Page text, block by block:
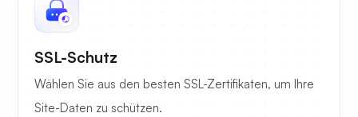
SSL-Schutz
Wählen Sie aus den besten SSL-Zertifikaten, um Ihre
Site-Daten zu schützen.